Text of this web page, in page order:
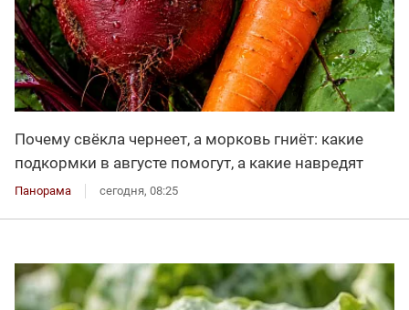
Почему свёкла чернеет, а морковь гниёт: какие
подкормки в августе помогут, а какие навредят
Панорама сегодня, 08:25